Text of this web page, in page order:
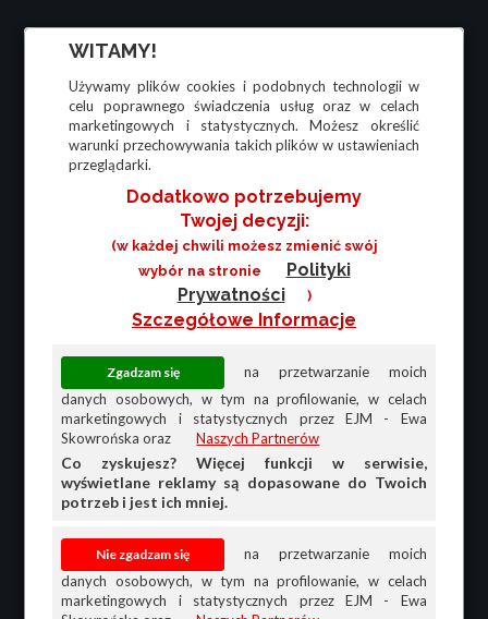
WITAMY!
Używamy plików cookies i podobnych technologii w
celu poprawnego świadczenia usług oraz w celach
marketingowych i statystycznych. Możesz określić
warunki przechowywania takich plików w ustawieniach
przeglądarki.
Dodatkowo potrzebujemy
Twojej decyzji:
(w każdej chwili możesz zmienić swój
wybór na stronie
Polityki
Prywatności
)
Szczegółowe Informacje
na przetwarzanie moich
danych osobowych, w tym na profilowanie, w celach
marketingowych i statystycznych przez EJM - Ewa
Skowrońska oraz
Naszych Partnerów
Co zyskujesz? Więcej funkcji w serwisie,
wyświetlane reklamy są dopasowane do Twoich
potrzeb i jest ich mniej.
na przetwarzanie moich
danych osobowych, w tym na profilowanie, w celach
marketingowych i statystycznych przez EJM - Ewa